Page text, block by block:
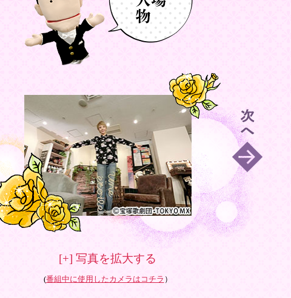
[+] 写真を拡大する
(番組中に使用したカメラはコチラ ）